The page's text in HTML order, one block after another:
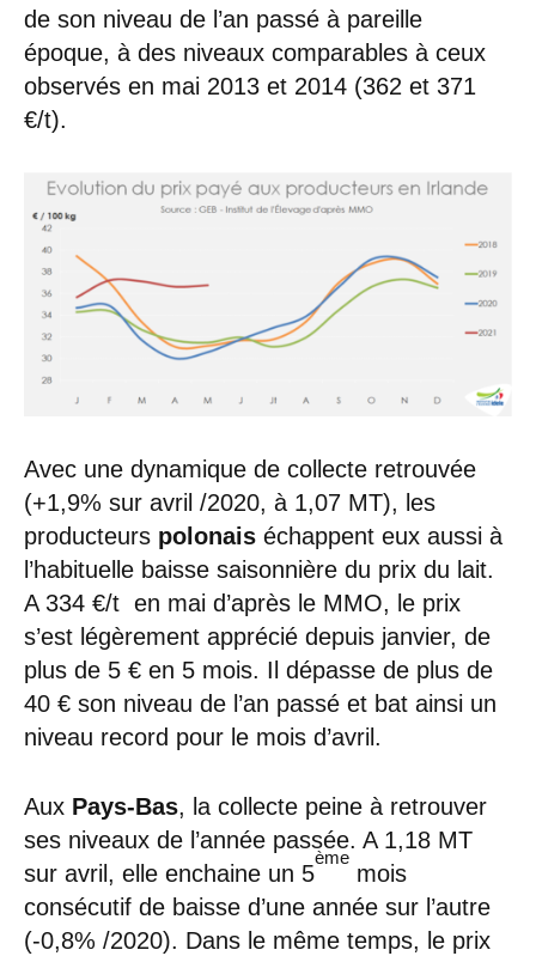
de son niveau de l’an passé à pareille
époque, à des niveaux comparables à ceux
observés en mai 2013 et 2014 (362 et 371
€/t).
Avec une dynamique de collecte retrouvée
(+1,9% sur avril /2020, à 1,07 MT), les
producteurs polonais échappent eux aussi à
l’habituelle baisse saisonnière du prix du lait.
A 334 €/t en mai d’après le MMO, le prix
s’est légèrement apprécié depuis janvier, de
plus de 5 € en 5 mois. Il dépasse de plus de
40 € son niveau de l’an passé et bat ainsi un
niveau record pour le mois d’avril.
Aux Pays-Bas, la collecte peine à retrouver
ses niveaux de l’année passée. A 1,18 MT
sur avril, elle enchaine un 5
ème
mois
consécutif de baisse d’une année sur l’autre
(-0,8% /2020). Dans le même temps, le prix